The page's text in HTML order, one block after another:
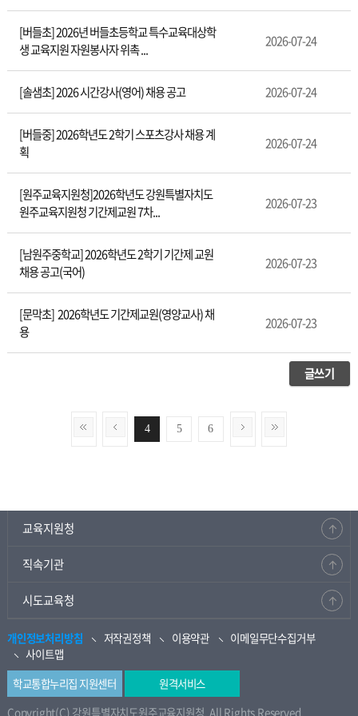
[버들초] 2026년 버들초등학교 특수교육대상학
생 교육지원 자원봉사자 위촉 ...
2026-07-24
[솔샘초] 2026 시간강사(영어) 채용 공고 2026-07-24
[버들중] 2026학년도 2학기 스포츠강사 채용 계
획
2026-07-24
[원주교육지원청]2026학년도 강원특별자치도
원주교육지원청 기간제교원 7차...
2026-07-23
[남원주중학교] 2026학년도 2학기 기간제 교원
채용 공고(국어)
2026-07-23
[문막초] 2026학년도 기간제교원(영양교사) 채
용
2026-07-23
글쓰기
4 5 6
교육지원청
직속기관
시도교육청
개인정보처리방침 저작권정책 이용약관
이메일무단수집거부
사이트맵
학교통합누리집 지원센터
원격서비스
Copyright(C) 강원특별자치도원주교육지원청. All Rights Reserved.